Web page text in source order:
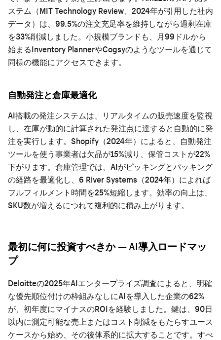
ステム（MIT Technology Review、2024年が引用した社内
データ）は、99.5%の注文充足率を維持しながら過剰在庫
を33%削減しました。小規模ブランドも、月99ドルから
始まるInventory PlannerやCogsyのようなツールを通じて
同様の機能にアクセスできます。
自動発注と倉庫最適化
AI搭載の発注システムは、リアルタイムの販売速度を監視
し、在庫が動的に計算された発注点に達すると自動的に発
注を実行します。Shopify（2024年）によると、自動発注
ツールを使う事業者は欠品が15%減り、保管コストが22%
下がります。倉庫管理では、AIがピッキングとパッキング
の経路を最適化し、6 River Systems（2024年）によれば
フルフィルメント時間を25%短縮します。効率の向上は、
SKU数が増えるにつれて複利的に積み上がります。
最初に何に投資すべきか — AI導入ロードマッ
プ
Deloitteの2025年AIエンタープライズ調査によると、明確
な優先順位付けの枠組みなしにAIを導入した企業の62%
が、初年度にマイナスのROIを経験しました。鍵は、90日
以内に測定可能な売上またはコスト削減をもたらすユース
ケースから始め、その後体系的に拡大することです。すべ